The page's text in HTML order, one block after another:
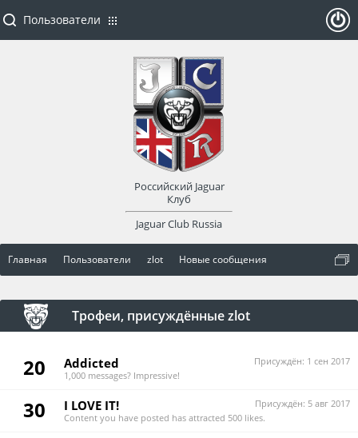
Главная Пользователи zlot Новые сообщения
Трофеи, присуждённые zlot
20 Присуждён: 1 сен 2017
Addicted
1,000 messages? Impressive!
30 Присуждён: 5 авг 2017
I LOVE IT!
Content you have posted has attracted 500 likes.
Пользователи
Российский Jaguar
Клуб
Jaguar Club Russia
оват